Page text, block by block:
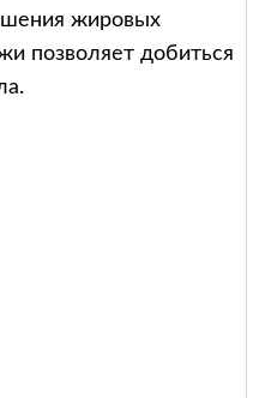
жировых
позволяет добиться